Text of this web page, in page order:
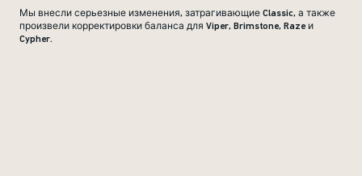
Мы внесли серьезные изменения, затрагивающие Classic, а также
произвели корректировки баланса для Viper, Brimstone, Raze и
Cypher.